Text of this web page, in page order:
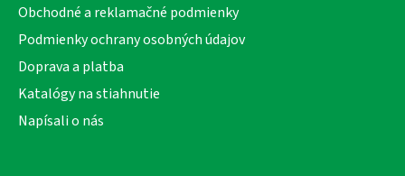
Obchodné a reklamačné podmienky
Podmienky ochrany osobných údajov
Doprava a platba
Katalógy na stiahnutie
Napísali o nás